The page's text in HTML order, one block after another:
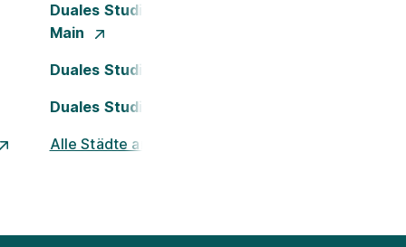
Duales Studium Frankfurt am
Main
Duales Studium Köln
Duales Studium Nürnberg
Alle Städte ansehen